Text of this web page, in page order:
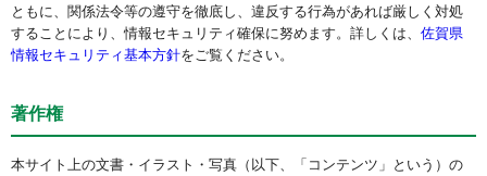
ともに、関係法令等の遵守を徹底し、違反する行為があれば厳しく対処
することにより、情報セキュリティ確保に努めます。詳しくは、 佐賀県
情報セキュリティ基本方針をご覧ください。
著作権
本サイト上の文書・イラスト・写真（以下、「コンテンツ」という）の